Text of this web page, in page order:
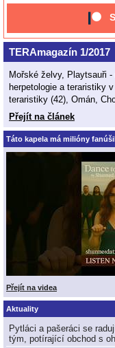
TERAmagazín 1/2017
Mořské želvy, Playtsauři
herpetologie a teraristiky
teraristiky (42), Omán,
Přejít na článek
Táto kapela má milióny
Přejít na videa
Aktuality
Pytláci a pašeráci se
tým, potírající obchod s